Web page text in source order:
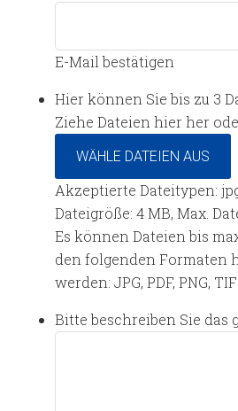
E-Mail bestätigen
Hier können Sie bis zu 3
Ziehe Dateien hier her
WÄHLE DATEIEN AUS
Akzeptierte Dateitypen:
Dateigröße: 4 MB, Max.
Es können Dateien bis
den folgenden Formaten
werden: JPG, PDF, PNG, TIF
Bitte beschreiben Sie das